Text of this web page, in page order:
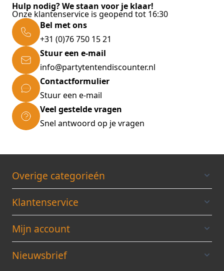
Hulp nodig? We staan voor je klaar!
Onze klantenservice is geopend tot 16:30
Bel met ons
+31 (0)76 750 15 21
Stuur een e-mail
info@partytentendiscounter.nl
Contactformulier
Stuur een e-mail
Veel gestelde vragen
Snel antwoord op je vragen
Overige categorieén
Klantenservice
Mijn account
Nieuwsbrief